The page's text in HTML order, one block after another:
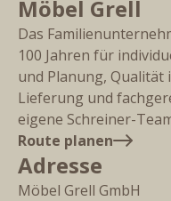
Möbel Grell
Das
100 Jahren für
und Planung, Qualität
Lieferung und
eigene Schreiner-
Route planen
Adresse
Möbel Grell GmbH